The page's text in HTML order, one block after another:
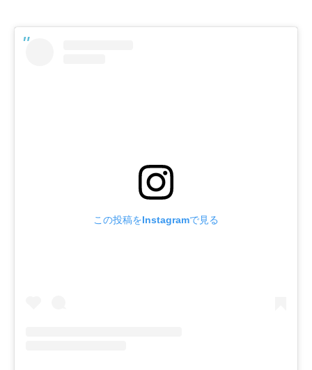
この投稿をInstagramで見る